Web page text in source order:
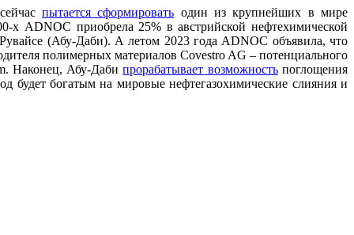
пытается сформировать один из крупнейших в мире
х ADNOC приобрела 25% в австрийской нефтехимической
(Абу-Даби). А летом 2023 года ADNOC объявила, что
полимерных материалов Covestro AG – потенциального
Наконец, Абу-Дабипрорабатывает возможностьпоглощения
будет богатым на мировые нефтегазохимические слияния и